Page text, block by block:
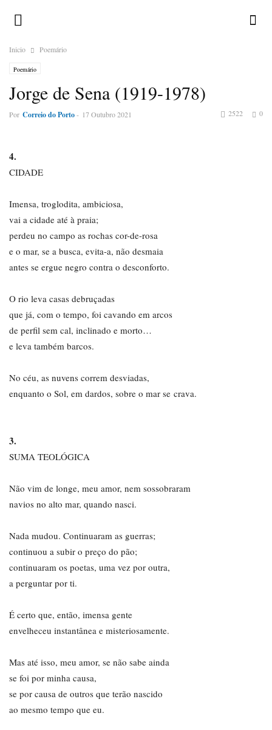
Inicio Poemário
Poemário
Jorge de Sena (1919-1978)
Por Correio do Porto- 17 Outubro 2021 0
2522
4.
CIDADE
Imensa, troglodita, ambiciosa,
vai a cidade até à praia;
perdeu no campo as rochas cor-de-rosa
e o mar, se a busca, evita-a, não desmaia
antes se ergue negro contra o desconforto.
O rio leva casas debruçadas
que já, com o tempo, foi cavando em arcos
de perfil sem cal, inclinado e morto…
e leva também barcos.
No céu, as nuvens correm desviadas,
enquanto o Sol, em dardos, sobre o mar se crava.
3.
SUMA TEOLÓGICA
Não vim de longe, meu amor, nem sossobraram
navios no alto mar, quando nasci.
Nada mudou. Continuaram as guerras;
continuou a subir o preço do pão;
continuaram os poetas, uma vez por outra,
a perguntar por ti.
É certo que, então, imensa gente
envelheceu instantânea e misteriosamente.
Mas até isso, meu amor, se não sabe ainda
se foi por minha causa,
se por causa de outros que terão nascido
ao mesmo tempo que eu.